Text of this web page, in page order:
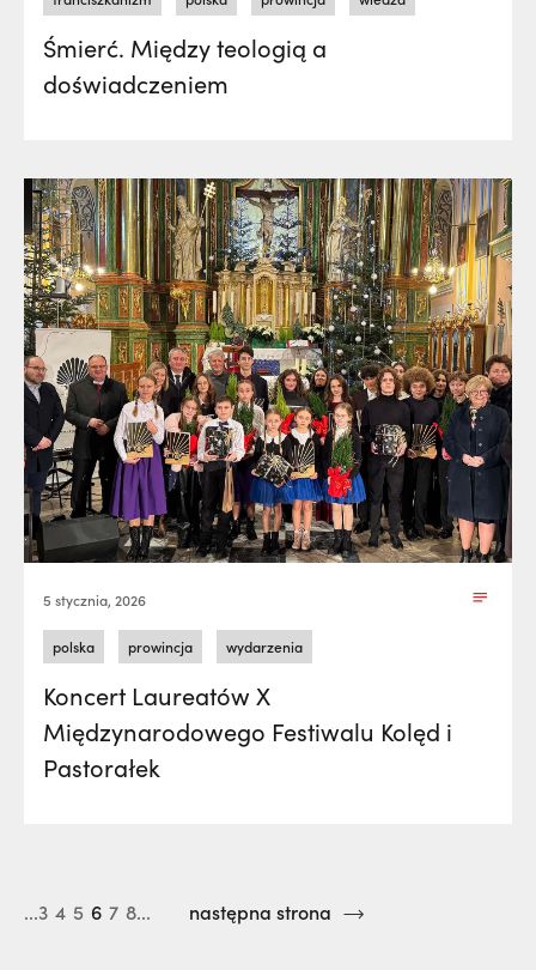
Śmierć. Między teologią a
doświadczeniem
5 stycznia, 2026
polska prowincja wydarzenia
Koncert Laureatów X
Międzynarodowego Festiwalu Kolęd i
Pastorałek
...3 4 5 6 7 8... następna strona